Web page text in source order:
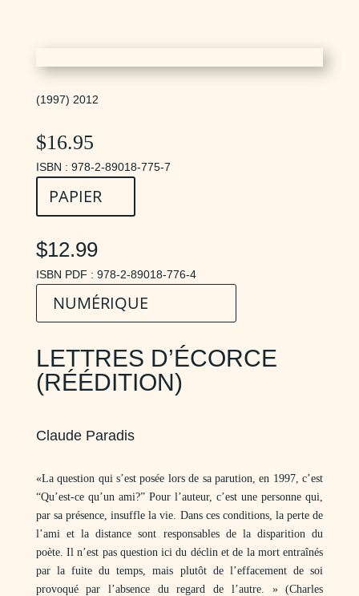
(1997) 2012
$16.95
ISBN : 978-2-89018-775-7
PAPIER
$12.99
ISBN PDF : 978-2-89018-776-4
NUMÉRIQUE
LETTRES D’ÉCORCE
(RÉÉDITION)
Claude Paradis
«La question qui s’est posée lors de sa parution, en 1997, c’est
“Qu’est-ce qu’un ami?” Pour l’auteur, c’est une personne qui,
par sa présence, insuffle la vie. Dans ces conditions, la perte de
l’ami et la distance sont responsables de la disparition du
poète. Il n’est pas question ici du déclin et de la mort entraînés
par la fuite du temps, mais plutôt de l’effacement de soi
provoqué par l’absence du regard de l’autre. » (Charles